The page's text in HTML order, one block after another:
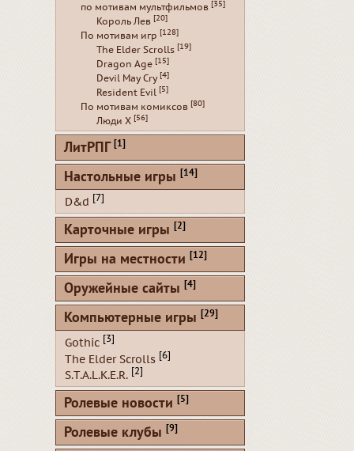
по мотивам мультфильмов [35]
Король Лев [20]
По мотивам игр [128]
The Elder Scrolls [19]
Dragon Age [15]
Devil May Cry [4]
Resident Evil [5]
По мотивам комиксов [80]
Люди Х [56]
ЛитРПГ [1]
Настольные игры [14]
D&d [7]
Карточные игры [2]
Игры на местности [12]
Оружейные сайты [4]
Компьютерные игры [29]
Gothic [3]
The Elder Scrolls [6]
S.T.A.L.K.E.R. [2]
Ролевые новости [5]
Ролевые клубы [9]